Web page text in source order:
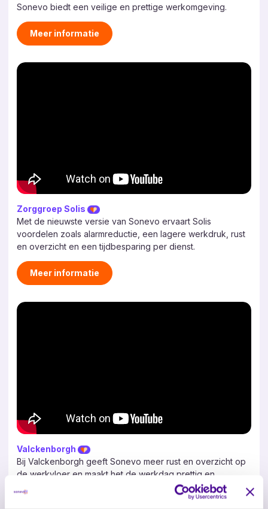
Sonevo biedt een veilige en prettige werkomgeving.
Meer informatie
Zorggroep Solis
Met de nieuwste versie van Sonevo ervaart Solis
voordelen zoals alarmreductie, een lagere werkdruk, rust
en overzicht en een tijdbesparing per dienst.
Meer informatie
Valckenborgh
Bij Valckenborgh geeft Sonevo meer rust en overzicht op
de werkvloer en maakt het de werkdag prettig en